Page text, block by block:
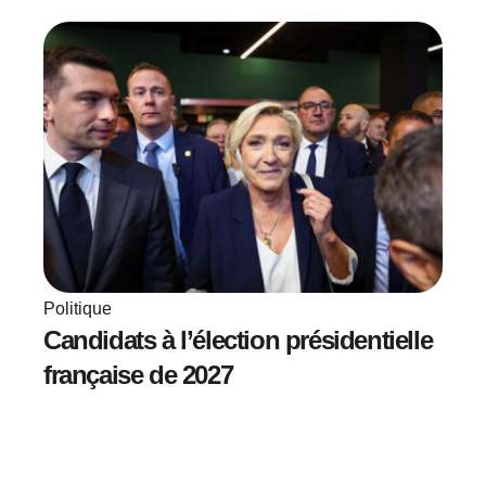
Politique
Candidats à l’élection présidentielle
française de 2027